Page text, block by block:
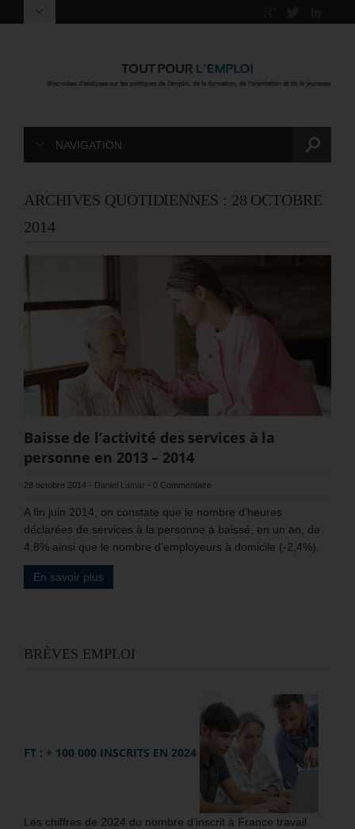
NAVIGATION
ARCHIVES QUOTIDIENNES : 28 OCTOBRE
2014
Baisse de l’activité des services à la
personne en 2013 – 2014
28 octobre 2014 - Daniel Lamar - 0 Commentaire
A fin juin 2014, on constate que le nombre d’heures
déclarées de services à la personne a baissé, en un an, de
4,8% ainsi que le nombre d’employeurs à domicile (-2,4%).
En savoir plus
BRÈVES EMPLOI
FT : + 100 000 INSCRITS EN 2024
Les chiffres de 2024 du nombre d’inscrit à France travail